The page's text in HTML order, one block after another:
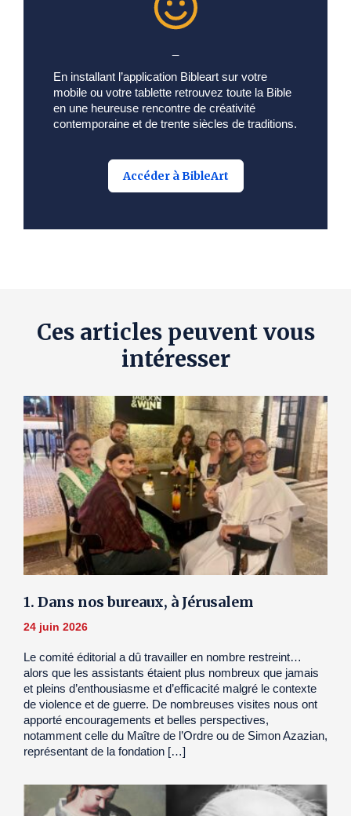
En installant l’application Bibleart sur votre
mobile ou votre tablette retrouvez toute la Bible
en une heureuse rencontre de créativité
contemporaine et de trente siècles de traditions.
Accéder à BibleArt
Ces articles peuvent vous
intéresser
1. Dans nos bureaux, à Jérusalem
24 juin 2026
Le comité éditorial a dû travailler en nombre restreint…
alors que les assistants étaient plus nombreux que jamais
et pleins d’enthousiasme et d’efficacité malgré le contexte
de violence et de guerre. De nombreuses visites nous ont
apporté encouragements et belles perspectives,
notamment celle du Maître de l’Ordre ou de Simon Azazian,
représentant de la fondation […]